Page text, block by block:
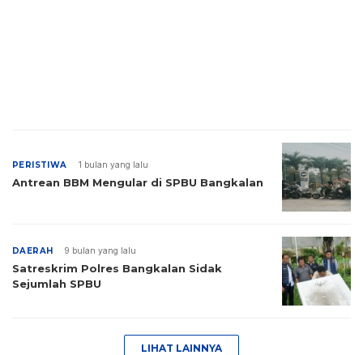
PERISTIWA 1 bulan yang lalu
Antrean BBM Mengular di SPBU Bangkalan
DAERAH 9 bulan yang lalu
Satreskrim Polres Bangkalan Sidak
Sejumlah SPBU
LIHAT LAINNYA